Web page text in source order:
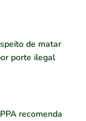
de matar
porte ilegal
recomenda